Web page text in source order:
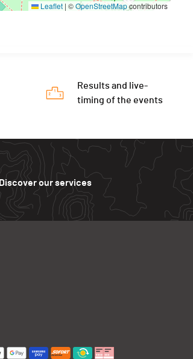
Leaflet | ©OpenStreetMapcontributors
Results and live-
timing of the events
Discover our services